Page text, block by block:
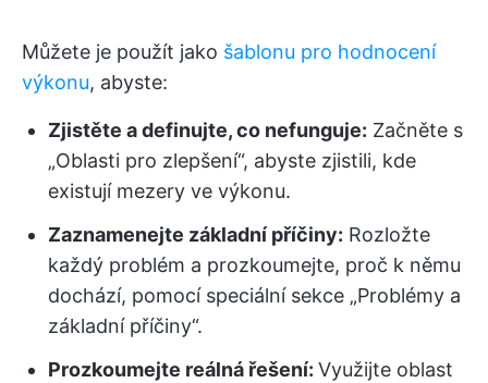
Můžete je použít jako šablonu pro hodnocení
výkonu, abyste:
Zjistěte a definujte, co nefunguje: Začněte s
„Oblasti pro zlepšení“, abyste zjistili, kde
existují mezery ve výkonu.
Zaznamenejte základní příčiny: Rozložte
každý problém a prozkoumejte, proč k němu
dochází, pomocí speciální sekce „Problémy a
základní příčiny“.
Prozkoumejte reálná řešení: Využijte oblast